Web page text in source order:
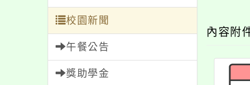
校園新聞
午餐公告
獎助學金
內容附